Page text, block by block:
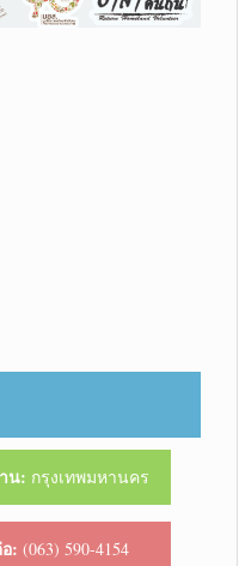
น: กรุงเทพมหานคร
: (063) 590-4154